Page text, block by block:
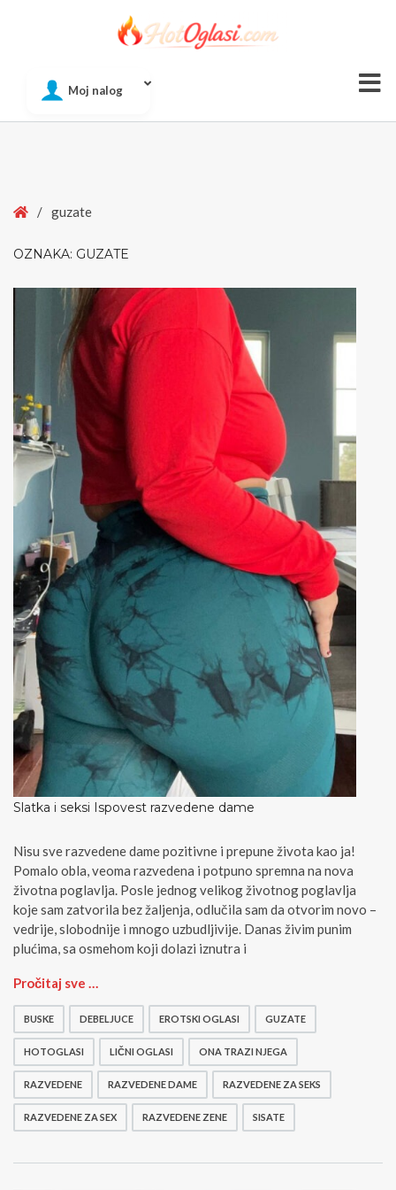
Moj nalog
Home
/ guzate
OZNAKA: GUZATE
Slatka i seksi Ispovest razvedene dame
Nisu sve razvedene dame pozitivne i prepune života kao ja!
Pomalo obla, veoma razvedena i potpuno spremna na nova
životna poglavlja. Posle jednog velikog životnog poglavlja
koje sam zatvorila bez žaljenja, odlučila sam da otvorim novo –
vedrije, slobodnije i mnogo uzbudljivije. Danas živim punim
plućima, sa osmehom koji dolazi iznutra i
S
t
a
s
s
Pročitaj sve …
BUSKE DEBELJUCE EROTSKI OGLASI GUZATE
HOTOGLASI LIČNI OGLASI ONA TRAZI NJEGA
RAZVEDENE RAZVEDENE DAME RAZVEDENE ZA SEKS
RAZVEDENE ZA SEX RAZVEDENE ZENE SISATE